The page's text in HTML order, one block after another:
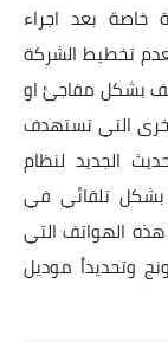
خاصة بعد اجراء
لعدم تخطيط الشركة
بشكل مفاجئ او
التي تستهدف
الجديد لنظام
بشكل تلقائي في
الهواتف التي
وتحديداُ موديل